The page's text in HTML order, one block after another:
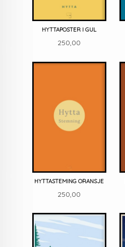
HYTTAPOSTER I GUL
Pris
250,00
HYTTASTEMING ORANSJE
Pris
250,00